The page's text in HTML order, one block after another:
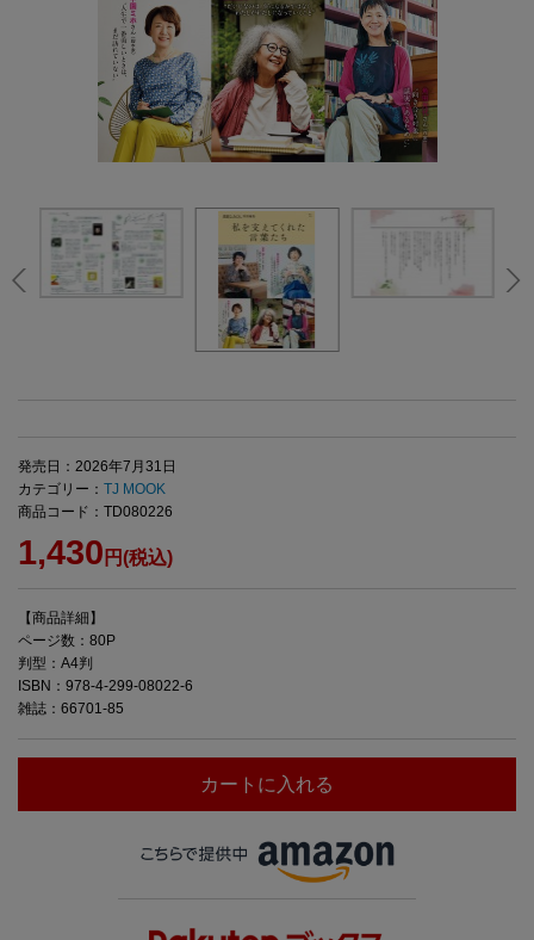
発売日：2026年7月31日
カテゴリー： TJ MOOK
商品コード：TD080226
1,430 円(税込)
【商品詳細】
ページ数：80P
判型：A4判
ISBN：978-4-299-08022-6
雑誌：66701-85
カートに入れる